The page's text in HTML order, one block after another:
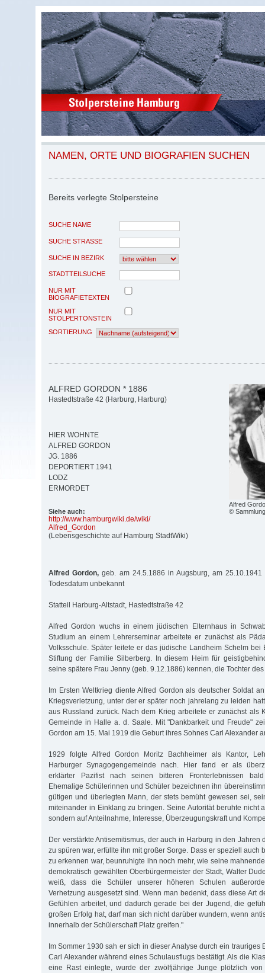
NAMEN, ORTE UND BIOGRAFIEN SUCHEN
Bereits verlegte Stolpersteine
SUCHE NAME
SUCHE STRASSE
SUCHE IN BEZIRK
STADTTEILSUCHE
NUR MIT
BIOGRAFIETEXTEN
NUR MIT
STOLPERTONSTEIN
SORTIERUNG
Alfred
©
ALFRED GORDON * 1886
Hastedtstraße 42 (Harburg, Harburg)
HIER WOHNTE
ALFRED GORDON
JG. 1886
DEPORTIERT 1941
LODZ
ERMORDET
Siehe auch:
http://www.hamburgwiki.de/wiki/
Alfred_Gordon
(Lebensgeschichte auf Hamburg StadtWiki)
Alfred Gordon, geb. am 24.5.1886 in Augsburg, am 25.10.1941
Todesdatum unbekannt
Statteil Harburg-Altstadt, Hastedtstraße 42
Alfred Gordon wuchs in einem jüdischen Elternhaus in
Studium an einem Lehrerseminar arbeitete er zunächst als
Volksschule. Später leitete er das jüdische Landheim Schelm bei
Stiftung der Familie Silberberg. In diesem Heim für
seine spätere Frau Jenny (geb. 9.12.1886) kennen, die Tochter
Im Ersten Weltkrieg diente Alfred Gordon als deutscher Soldat
Kriegsverletzung, unter der er später noch jahrelang zu leiden
aus Russland zurück. Nach dem Krieg arbeitete er zunächst als
Gemeinde in Halle a. d. Saale. Mit "Dankbarkeit und Freude"
Gordon am 15. Mai 1919 die Geburt ihres Sohnes Carl Alexander
1929 folgte Alfred Gordon Moritz Bachheimer als Kantor,
Harburger Synagogengemeinde nach. Hier fand er als
erklärter Pazifist nach seinen bitteren Fronterlebnissen
Ehemalige Schülerinnen und Schüler bezeichnen ihn
gütigen und überlegten Mann, der stets bemüht gewesen sei,
miteinander in Einklang zu bringen. Seine Autorität beruhte nicht
sondern auf Anteilnahme, Interesse, Überzeugungskraft und
Der verstärkte Antisemitismus, der auch in Harburg in den Jahren
zu spüren war, erfüllte ihn mit großer Sorge. Dass er speziell auch
zu erkennen war, beunruhigte ihn noch mehr, wie seine
demokratisch gewählten Oberbürgermeister der Stadt, Walter
weiß, dass die Schüler unserer höheren Schulen
Verhetzung ausgesetzt sind. Wenn man bedenkt, dass diese Art
Gefühlen arbeitet, und dadurch gerade bei der Jugend, die
großen Erfolg hat, darf man sich nicht darüber wundern, wenn
innerhalb der Schülerschaft Platz greifen."
Im Sommer 1930 sah er sich in dieser Ana­lyse durch ein trauriges
Carl Alexander während eines Schulausflugs bestätigt. Als die
eine Rast einlegte, wurde der zwölfjährige Junge plötzlich von